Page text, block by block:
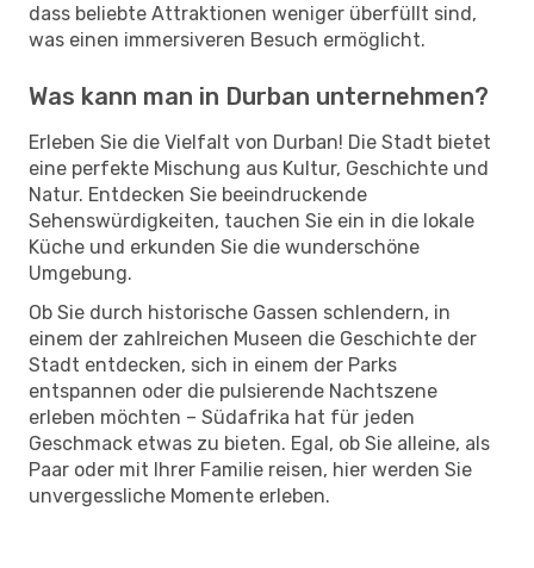
dass beliebte Attraktionen weniger überfüllt sind,
was einen immersiveren Besuch ermöglicht.
Was kann man in Durban unternehmen?
Erleben Sie die Vielfalt von Durban! Die Stadt bietet
eine perfekte Mischung aus Kultur, Geschichte und
Natur. Entdecken Sie beeindruckende
Sehenswürdigkeiten, tauchen Sie ein in die lokale
Küche und erkunden Sie die wunderschöne
Umgebung.
Ob Sie durch historische Gassen schlendern, in
einem der zahlreichen Museen die Geschichte der
Stadt entdecken, sich in einem der Parks
entspannen oder die pulsierende Nachtszene
erleben möchten – Südafrika hat für jeden
Geschmack etwas zu bieten. Egal, ob Sie alleine, als
Paar oder mit Ihrer Familie reisen, hier werden Sie
unvergessliche Momente erleben.